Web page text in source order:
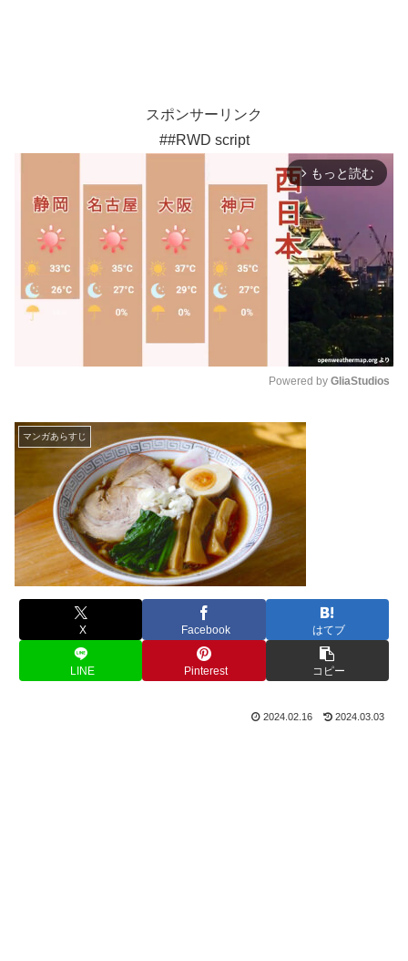
スポンサーリンク
##RWD script
arrow_forward_ios もっと読む
Powered by GliaStudios
マンガあらすじ
X Facebook はてブ
LINE Pinterest コピー
2024.02.16 2024.03.03